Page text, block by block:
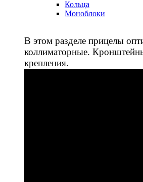
Кольца
Моноблоки
В этом разделе прицелы
коллиматорные.
крепления.